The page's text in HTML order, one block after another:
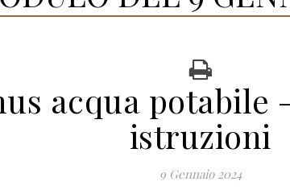
acqua potabile
istruzioni
9 Gennaio 2024